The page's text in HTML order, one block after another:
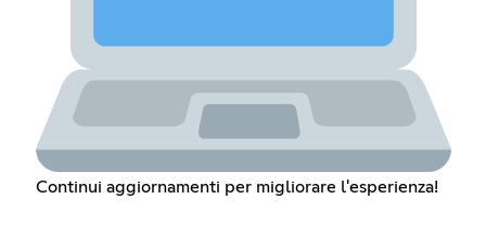
Continui aggiornamenti per migliorare l'esperienza!